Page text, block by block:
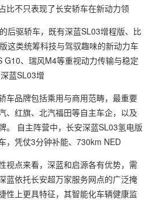
比不只表现了长安轿车在新动力领
驱轿车，既有深蓝SL03增程版、比
这类统筹科技与驾驭趣味的新动力车
G10、瑞风M4等重视动力传输与稳定
蓝SL03增
品牌包括乘用与商用范畴，最重要
、红旗、北汽福田等自主车企，以及
。 自主阵营中，长安深蓝SL03氢电版
，凭仗3分钟补能、730km NED
点来看，深蓝和启源各有优势，需
蓝依托长安超万家服务网点的广泛掩
性上更具特征，其智能化车辆健康监